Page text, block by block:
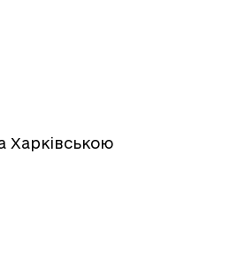
Харківською